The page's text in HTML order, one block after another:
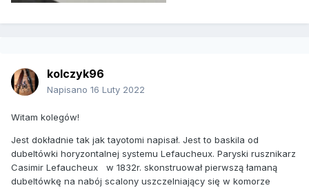
kolczyk96
Napisano 16 Luty 2022
Witam kolegów!
Jest dokładnie tak jak tayotomi napisał. Jest to baskila od
dubeltówki horyzontalnej systemu Lefaucheux. Paryski rusznikarz
Casimir Lefaucheux w 1832r. skonstruował pierwszą łamaną
dubeltówkę na nabój scalony uszczelniający się w komorze